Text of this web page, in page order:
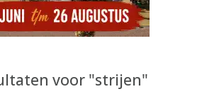
voor "strijen"